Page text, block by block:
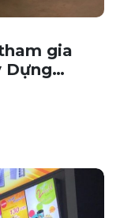
gia
Dựng